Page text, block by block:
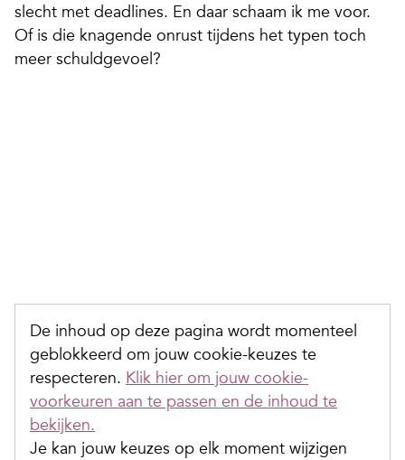
slecht met deadlines. En daar schaam ik me voor.
Of is die knagende onrust tijdens het typen toch
meer schuldgevoel?
De inhoud op deze pagina wordt momenteel
geblokkeerd om jouw cookie-keuzes te
respecteren. Klik hier om jouw cookie-
voorkeuren aan te passen en de inhoud te
bekijken.
Je kan jouw keuzes op elk moment wijzigen